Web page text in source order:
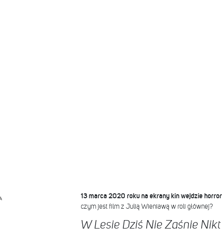
13 marca 2020 roku na ekrany kin wejdzie horror
czym jest film z Julią Wieniawą w roli głównej?
W Lesie Dziś Nie Zaśnie Nikt